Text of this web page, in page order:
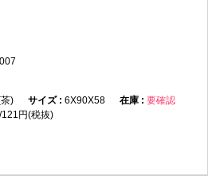
) 6X90X58
要確認
121円(税抜)